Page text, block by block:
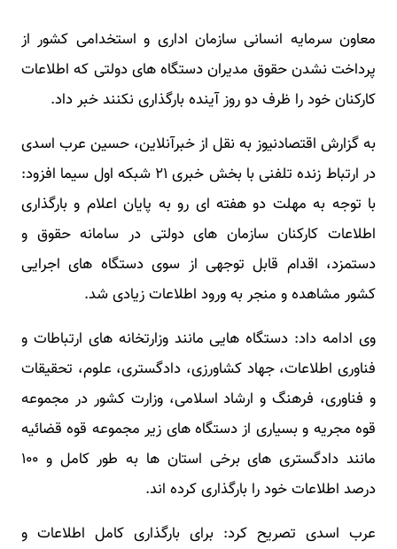
معاون سرمایه انسانی سازمان اداری و استخدامی کشور از
پرداخت نشدن حقوق مدیران دستگاه های دولتی که اطلاعات
کارکنان خود را ظرف دو روز آینده بارگذاری نکنند خبر داد.
به گزارش اقتصادنیوز به نقل از خبرآنلاین، حسین عرب اسدی
در ارتباط زنده تلفنی با بخش خبری ۲۱ شبکه اول سیما افزود:
با توجه به مهلت دو هفته ای رو به پایان اعلام و بارگذاری
اطلاعات کارکنان سازمان های دولتی در سامانه حقوق و
دستمزد، اقدام قابل توجهی از سوی دستگاه های اجرایی
کشور مشاهده و منجر به ورود اطلاعات زیادی شد.
وی ادامه داد: دستگاه هایی مانند وزارتخانه های ارتباطات و
فناوری اطلاعات، جهاد کشاورزی، دادگستری، علوم، تحقیقات
و فناوری، فرهنگ و ارشاد اسلامی، وزارت کشور در مجموعه
قوه مجریه و بسیاری از دستگاه های زیر مجموعه قوه قضائیه
مانند دادگستری های برخی استان ها به طور کامل و ۱۰۰
درصد اطلاعات خود را بارگذاری کرده اند.
عرب اسدی تصریح کرد: برای بارگذاری کامل اطلاعات و